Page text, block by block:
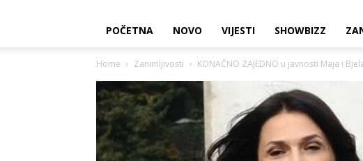
POČETNA NOVO VIJESTI SHOWBIZZ
Home Zanimljivosti KONAČNO ZAJEDNO u javnosti Maja i